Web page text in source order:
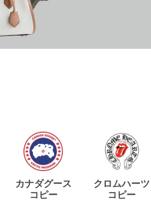
カナダグース
コピー
クロムハーツ
コピー